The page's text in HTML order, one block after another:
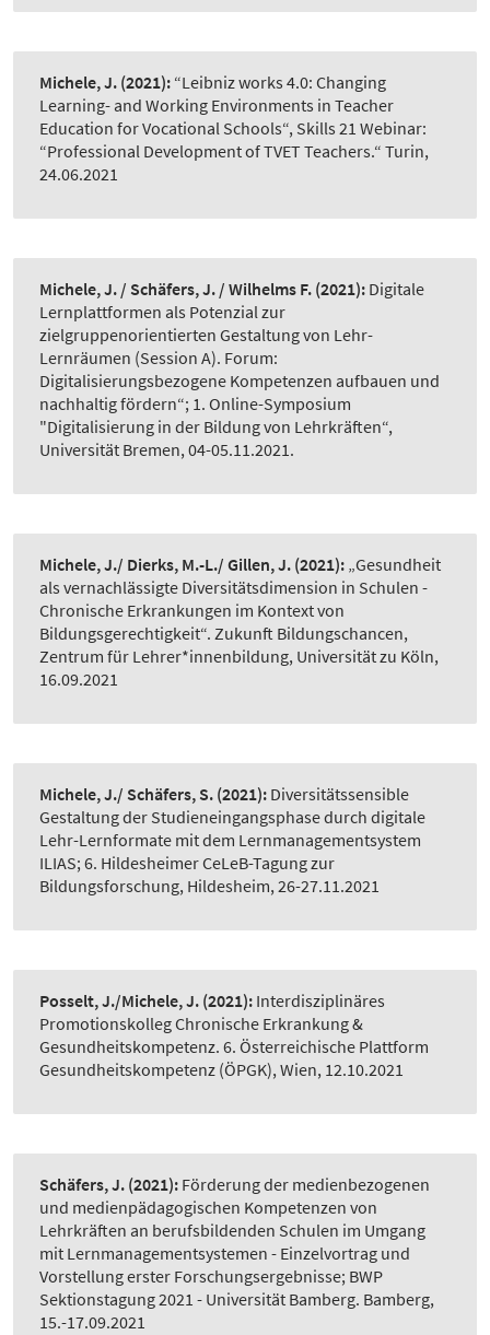
Michele, J. (2021): “Leibniz works 4.0: Changing
Learning- and Working Environments in Teacher
Education for Vocational Schools“, Skills 21 Webinar:
“Professional Development of TVET Teachers.“ Turin,
24.06.2021
Michele, J. / Schäfers, J. / Wilhelms F. (2021): Digitale
Lernplattformen als Potenzial zur
zielgruppenorientierten Gestaltung von Lehr-
Lernräumen (Session A). Forum:
Digitalisierungsbezogene Kompetenzen aufbauen und
nachhaltig fördern“; 1. Online-Symposium
"Digitalisierung in der Bildung von Lehrkräften“,
Universität Bremen, 04-05.11.2021.
Michele, J./ Dierks, M.-L./ Gillen, J. (2021): „Gesundheit
als vernachlässigte Diversitätsdimension in Schulen -
Chronische Erkrankungen im Kontext von
Bildungsgerechtigkeit“. Zukunft Bildungschancen,
Zentrum für Lehrer*innenbildung, Universität zu Köln,
16.09.2021
Michele, J./ Schäfers, S. (2021): Diversitätssensible
Gestaltung der Studieneingangsphase durch digitale
Lehr-Lernformate mit dem Lernmanagementsystem
ILIAS; 6. Hildesheimer CeLeB-Tagung zur
Bildungsforschung, Hildesheim, 26-27.11.2021
Posselt, J./Michele, J. (2021): Interdisziplinäres
Promotionskolleg Chronische Erkrankung &
Gesundheitskompetenz. 6. Österreichische Plattform
Gesundheitskompetenz (ÖPGK), Wien, 12.10.2021
Schäfers, J. (2021): Förderung der medienbezogenen
und medienpädagogischen Kompetenzen von
Lehrkräften an berufsbildenden Schulen im Umgang
mit Lernmanagementsystemen - Einzelvortrag und
Vorstellung erster Forschungsergebnisse; BWP
Sektionstagung 2021 - Universität Bamberg. Bamberg,
15.-17.09.2021